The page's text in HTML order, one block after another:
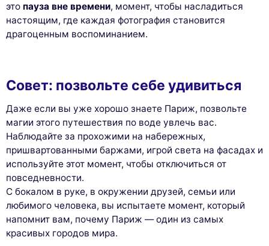
это паузa вне времени, момент, чтобы насладиться
настоящим, где каждая фотография становится
драгоценным воспоминанием.
Совет: позвольте себе удивиться
Даже если вы уже хорошо знаете Париж, позвольте
магии этого путешествия по воде увлечь вас.
Наблюдайте за прохожими на набережных,
пришвартованными баржами, игрой света на фасадах и
используйте этот момент, чтобы отключиться от
повседневности.
С бокалом в руке, в окружении друзей, семьи или
любимого человека, вы испытаете момент, который
напомнит вам, почему Париж — один из самых
красивых городов мира.